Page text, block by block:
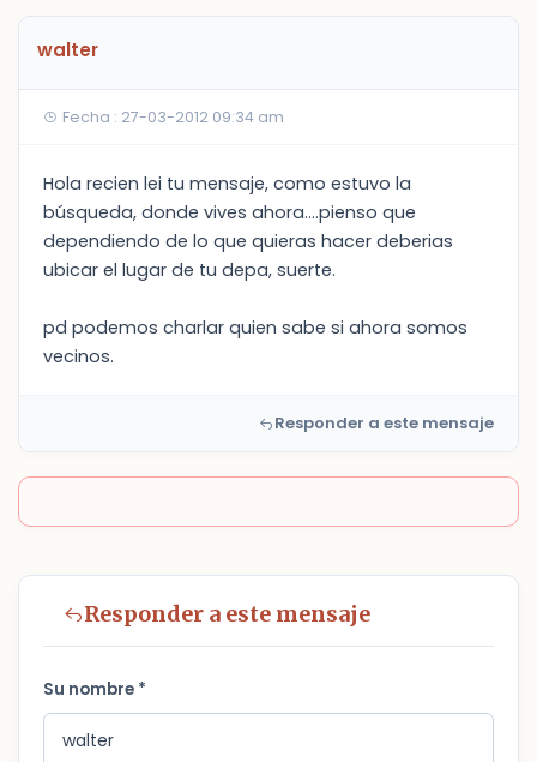
walter
Fecha : 27-03-2012 09:34 am
Hola recien lei tu mensaje, como estuvo la
búsqueda, donde vives ahora....pienso que
dependiendo de lo que quieras hacer deberias
ubicar el lugar de tu depa, suerte.
pd podemos charlar quien sabe si ahora somos
vecinos.
Responder a este mensaje
Responder a este mensaje
Su nombre *